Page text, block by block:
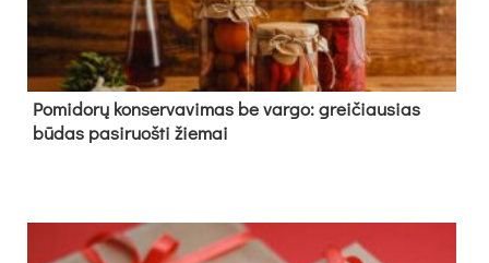
Pomidorų konservavimas be vargo: greičiausias
būdas pasiruošti žiemai